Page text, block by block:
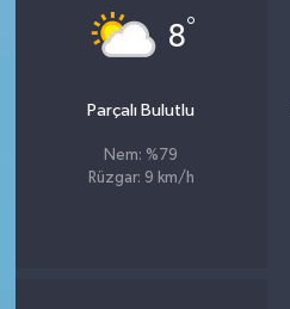
8°
Parçalı Bulutlu
Nem: %79
Rüzgar: 9 km/h